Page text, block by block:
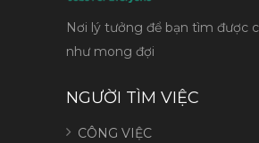
Nơi lý tưởng để bạn tìm được
như mong đợi
NGƯỜI TÌM VIỆC
CÔNG VIỆC